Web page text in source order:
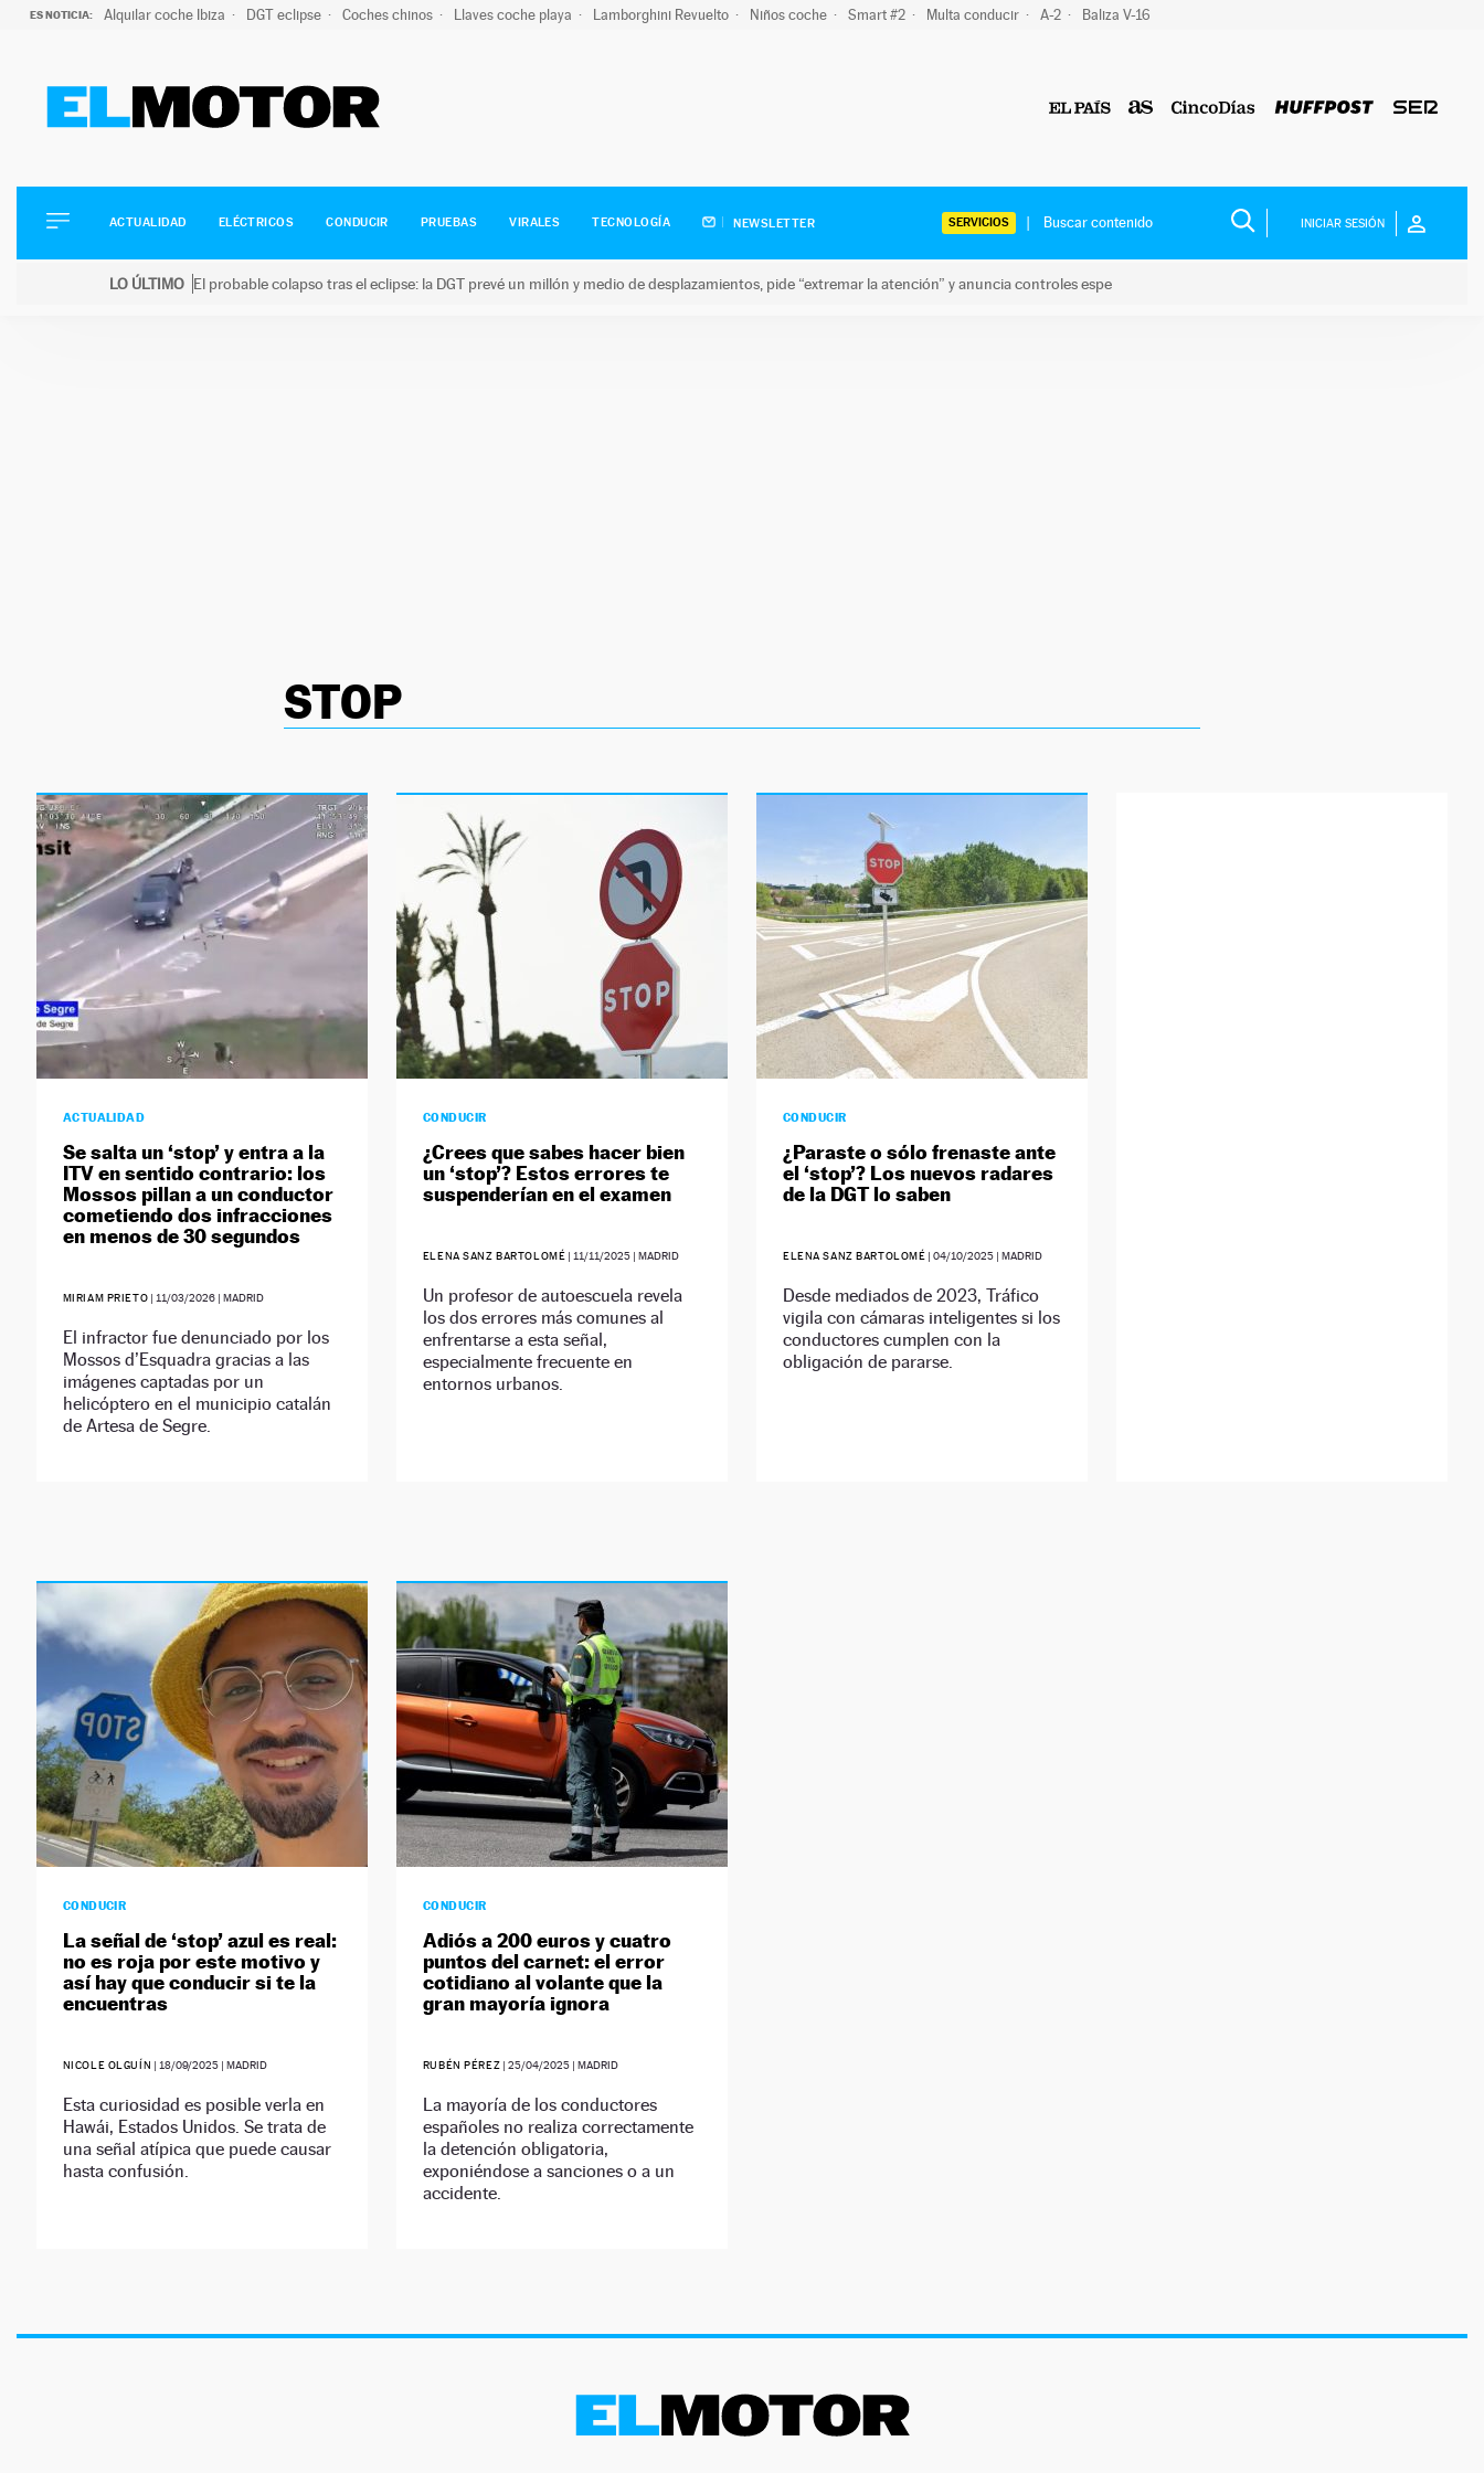
ES NOTICIA: Alquilar coche Ibiza DGT eclipse Coches chinos Llaves coche playa Lamborghini Revuelto Niños coche Smart #2 Multa conducir A-2 Baliza V-16
ELÉCTRICOS
CONDUCIR
ACTUALIDAD ELÉCTRICOS CONDUCIR PRUEBAS VIRALES TECNOLOGÍA NEWSLETTER SERVICIOS INICIAR SESIÓN
LO ÚLTIMO El probable colapso tras el eclipse: la DGT prevé un millón y medio de desplazamientos, pide “extremar la atención” y anuncia controles espe
STOP
ACTUALIDAD
Se salta un ‘stop’ y entra a la
ITV en sentido contrario: los
Mossos pillan a un conductor
cometiendo dos infracciones
en menos de 30 segundos
MIRIAM PRIETO | 11/03/2026 | MADRID
El infractor fue denunciado por los
Mossos d’Esquadra gracias a las
imágenes captadas por un
helicóptero en el municipio catalán
de Artesa de Segre.
CONDUCIR
¿Crees que sabes hacer bien
un ‘stop’? Estos errores te
suspenderían en el examen
ELENA SANZ BARTOLOMÉ | 11/11/2025 | MADRID
Un profesor de autoescuela revela
los dos errores más comunes al
enfrentarse a esta señal,
especialmente frecuente en
entornos urbanos.
CONDUCIR
¿Paraste o sólo frenaste ante
el ‘stop’? Los nuevos radares
de la DGT lo saben
ELENA SANZ BARTOLOMÉ |04/10/2025 | MADRID
Desde mediados de 2023, Tráfico
vigila con cámaras inteligentes si los
conductores cumplen con la
obligación de pararse.
CONDUCIR
La señal de ‘stop’ azul es real:
no es roja por este motivo y
así hay que conducir si te la
encuentras
NICOLE OLGUÍN | 18/09/2025 | MADRID
Esta curiosidad es posible verla en
Hawái, Estados Unidos. Se trata de
una señal atípica que puede causar
hasta confusión.
CONDUCIR
Adiós a 200 euros y cuatro
puntos del carnet: el error
cotidiano al volante que la
gran mayoría ignora
RUBÉN PÉREZ |25/04/2025 | MADRID
La mayoría de los conductores
españoles no realiza correctamente
la detención obligatoria,
exponiéndose a sanciones o a un
accidente.